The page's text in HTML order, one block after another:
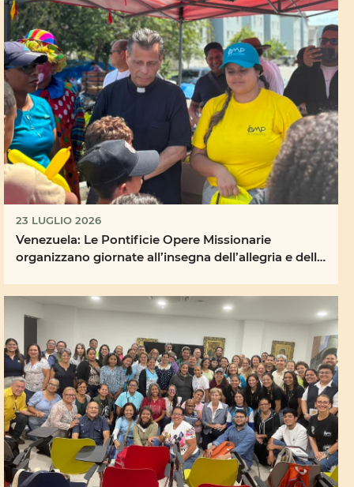
23 LUGLIO 2026
Venezuela: Le Pontificie Opere Missionarie
organizzano giornate all’insegna dell’allegria e della